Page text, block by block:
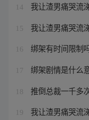
14 我让渣男痛哭流
15 我让渣男痛哭流
16 绑架有时间限制
17 绑架剧情是什么
18 推倒总裁一千多
19 我让渣男痛哭流